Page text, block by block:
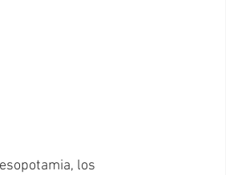
los